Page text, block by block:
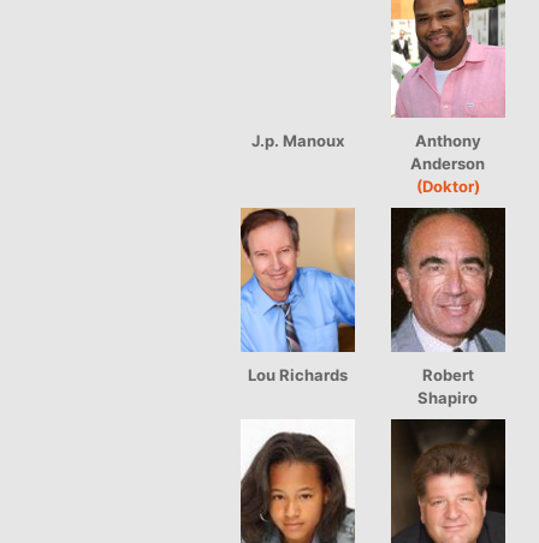
J.p. Manoux
Anthony
Anderson
(Doktor)
Lou Richards
Robert
Shapiro